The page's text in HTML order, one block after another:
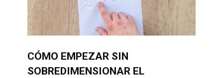
CÓMO EMPEZAR SIN
SOBREDIMENSIONAR EL